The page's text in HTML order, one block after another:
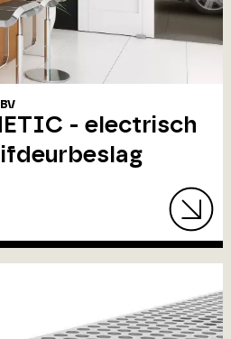
- electrisch